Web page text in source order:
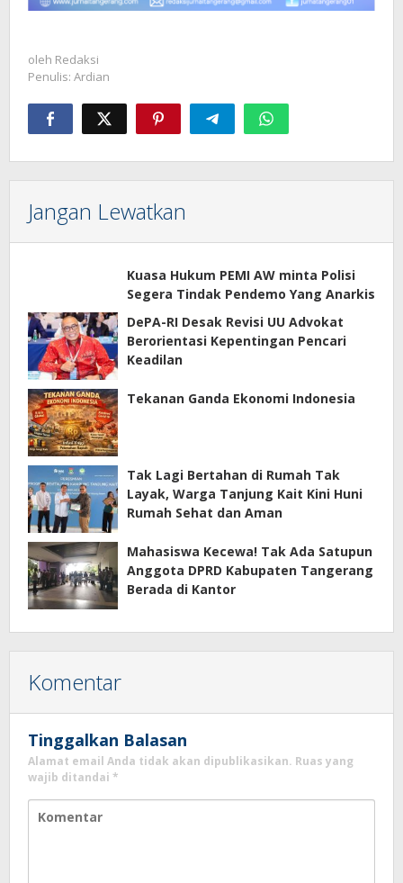
oleh Redaksi
Penulis: Ardian
Jangan Lewatkan
Kuasa Hukum PEMI AW minta Polisi
Segera Tindak Pendemo Yang Anarkis
DePA-RI Desak Revisi UU Advokat
Berorientasi Kepentingan Pencari
Keadilan
Tekanan Ganda Ekonomi Indonesia
Tak Lagi Bertahan di Rumah Tak
Layak, Warga Tanjung Kait Kini Huni
Rumah Sehat dan Aman
Mahasiswa Kecewa! Tak Ada Satupun
Anggota DPRD Kabupaten Tangerang
Berada di Kantor
Komentar
Tinggalkan Balasan
Alamat email Anda tidak akan dipublikasikan. Ruas yang
wajib ditandai *